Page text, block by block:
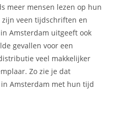
meer mensen lezen op hun
veen tijdschriften en
Amsterdam uitgeeft ook
gevallen voor een
veel makkelijker
Zo zie je dat
Amsterdam met hun tijd